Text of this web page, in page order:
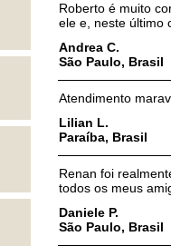
Roberto é muito
ele e, neste último
Andrea C.
São Paulo, Brasil
Atendimento
Lilian L.
Paraíba, Brasil
Renan foi
todos os meus
Daniele P.
São Paulo, Brasil